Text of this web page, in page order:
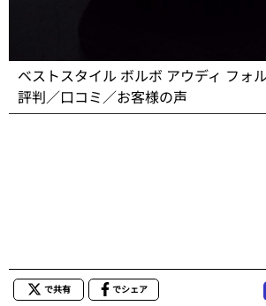
ベストスタイル ボルボ アウディ フォ
評判／口コミ／お客様の声
で共有 でシェア